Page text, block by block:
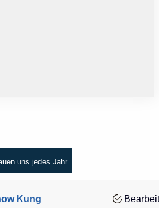
uns jedes Jahr
Kung